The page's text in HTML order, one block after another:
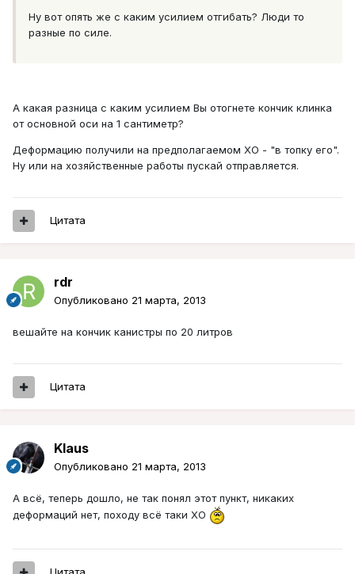
Ну вот опять же с каким усилием отгибать? Люди то
разные по силе.
А какая разница с каким усилием Вы отогнете кончик клинка
от основной оси на 1 сантиметр?
Деформацию получили на предполагаемом ХО - "в топку его".
Ну или на хозяйственные работы пускай отправляется.
Цитата
rdr
Опубликовано 21 марта, 2013
вешайте на кончик канистры по 20 литров
Цитата
Klaus
Опубликовано 21 марта, 2013
А всё, теперь дошло, не так понял этот пункт, никаких
деформаций нет, походу всё таки ХО